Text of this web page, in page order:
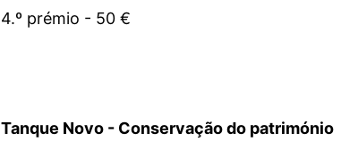
4.º prémio - 50 €
Tanque Novo - Conservação do património